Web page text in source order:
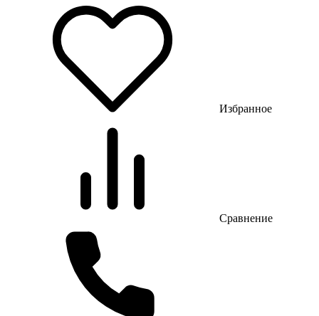
Избранное
Сравнение